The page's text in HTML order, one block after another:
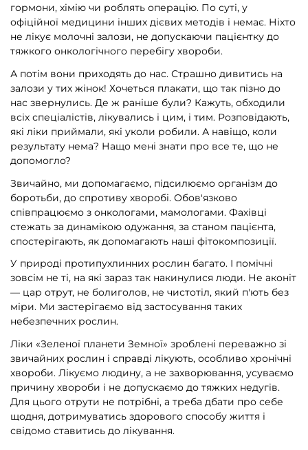
гормони, хімію чи роблять операцію. По суті, у
офіційної медицини інших дієвих методів і немає. Ніхто
не лікує молочні залози, не допускаючи пацієнтку до
тяжкого онкологічного перебігу хвороби.
А потім вони приходять до нас. Страшно дивитись на
залози у тих жінок! Хочеться плакати, що так пізно до
нас звернулись. Де ж раніше були? Кажуть, обходили
всіх спеціалістів, лікувались і цим, і тим. Розповідають,
які ліки приймали, які уколи робили. А навіщо, коли
результату нема? Нащо мені знати про все те, що не
допомогло?
Звичайно, ми допомагаємо, підсилюємо організм до
боротьби, до спротиву хворобі. Обов'язково
співпрацюємо з онкологами, мамологами. Фахівці
стежать за динамікою одужання, за станом пацієнта,
спостерігають, як допомагають наші фітокомпозиції.
У природі протипухлинних рослин багато. І помічні
зовсім не ті, на які зараз так накинулися люди. Не аконіт
— цар отрут, не болиголов, не чистотіл, який п'ють без
міри. Ми застерігаємо від застосування таких
небезпечних рослин.
Ліки «Зеленої планети Земної» зроблені переважно зі
звичайних рослин і справді лікують, особливо хронічні
хвороби. Лікуємо людину, а не захворювання, усуваємо
причину хвороби і не допускаємо до тяжких недугів.
Для цього отрути не потрібні, а треба дбати про себе
щодня, дотримуватись здорового способу життя і
свідомо ставитись до лікування.